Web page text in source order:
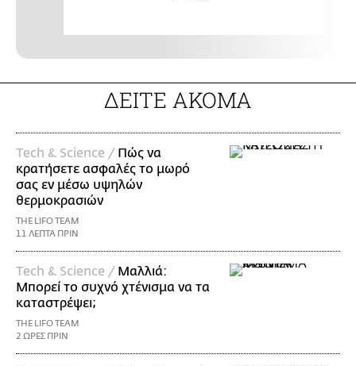
ΔΕΙΤΕ ΑΚΟΜΑ
Τech & Science / Πώς να
κρατήσετε ασφαλές το μωρό
σας εν μέσω υψηλών
θερμοκρασιών
THE LIFO TEAM
11 ΛΕΠΤΑ ΠΡΙΝ
Τech & Science / Μαλλιά:
Μπορεί το συχνό χτένισμα να τα
καταστρέψει;
THE LIFO TEAM
2 ΩΡΕΣ ΠΡΙΝ